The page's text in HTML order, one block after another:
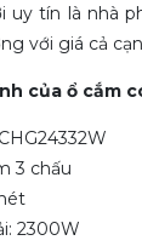
uy tín là nhà
với giá cả
của ổ cắm
3 chấu
2300W